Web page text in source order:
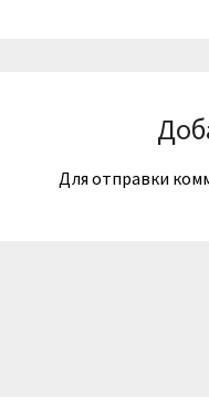
Для отправки